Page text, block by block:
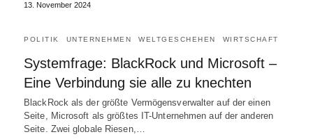
13. November 2024
POLITIK UNTERNEHMEN WELTGESCHEHEN WIRTSCHAFT
Systemfrage: BlackRock und Microsoft –
Eine Verbindung sie alle zu knechten
BlackRock als der größte Vermögensverwalter auf der einen
Seite, Microsoft als größtes IT-Unternehmen auf der anderen
Seite. Zwei globale Riesen,…